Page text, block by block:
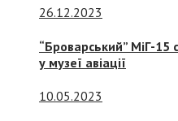
26.12.2023
“Броварський” МіГ-
у музеї авіації
10.05.2023